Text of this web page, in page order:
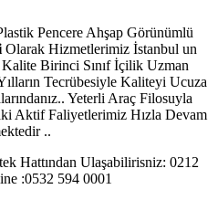
Pencere Ahşap Görünümlü
Olarak Hizmetlerimiz İstanbul un
Birinci Sınıf İçilik Uzman
Tecrübesiyle Kaliteyi Ucuza
Yeterli Araç Filosuyla
Aktif Faliyetlerimiz Hızla Devam
..
Hattından Ulaşabilirisniz: 0212
:0532 594 0001